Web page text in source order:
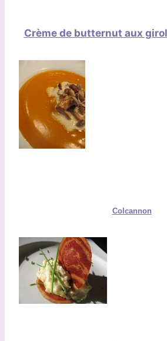
Crème de butternut aux
Colcannon